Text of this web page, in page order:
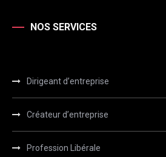
NOS SERVICES
Dirigeant d’entreprise
Créateur d’entreprise
Profession Libérale